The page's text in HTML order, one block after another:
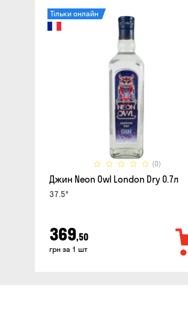
(0)
Тільки онлайн
Джин Neon Owl London Dry 0.7л
37.5°
369,50
грн за 1 шт